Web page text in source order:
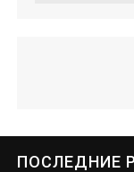
ПОСЛЕДНИЕ